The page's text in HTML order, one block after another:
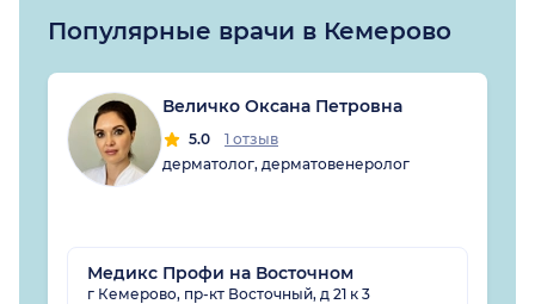
Популярные врачи в Кемерово
Величко Оксана Петровна
5.0
1 отзыв
дерматолог, дерматовенеролог
Медикс Профи на Восточном
г Кемерово, пр-кт Восточный, д 21 к 3